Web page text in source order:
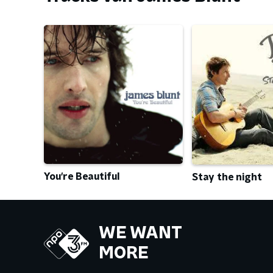
You're Beautiful Stay the night
WE WANT
MORE